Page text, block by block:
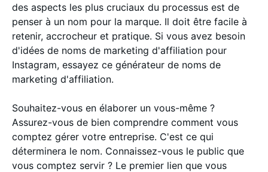
des aspects les plus cruciaux du processus est de
penser à un nom pour la marque. Il doit être facile à
retenir, accrocheur et pratique. Si vous avez besoin
d'idées de noms de marketing d'affiliation pour
Instagram, essayez ce générateur de noms de
marketing d'affiliation.
Souhaitez-vous en élaborer un vous-même ?
Assurez-vous de bien comprendre comment vous
comptez gérer votre entreprise. C'est ce qui
déterminera le nom. Connaissez-vous le public que
vous comptez servir ? Le premier lien que vous